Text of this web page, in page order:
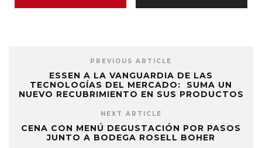
PREVIOUS ARTICLE
ESSEN A LA VANGUARDIA DE LAS
TECNOLOGÍAS DEL MERCADO: SUMA UN
NUEVO RECUBRIMIENTO EN SUS PRODUCTOS
NEXT ARTICLE
CENA CON MENÚ DEGUSTACIÓN POR PASOS
JUNTO A BODEGA ROSELL BOHER